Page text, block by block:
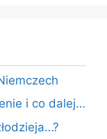
i co dalej…